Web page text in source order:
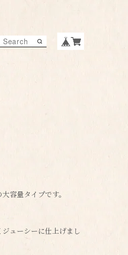
容量タイプです。
ューシーに仕上げまし